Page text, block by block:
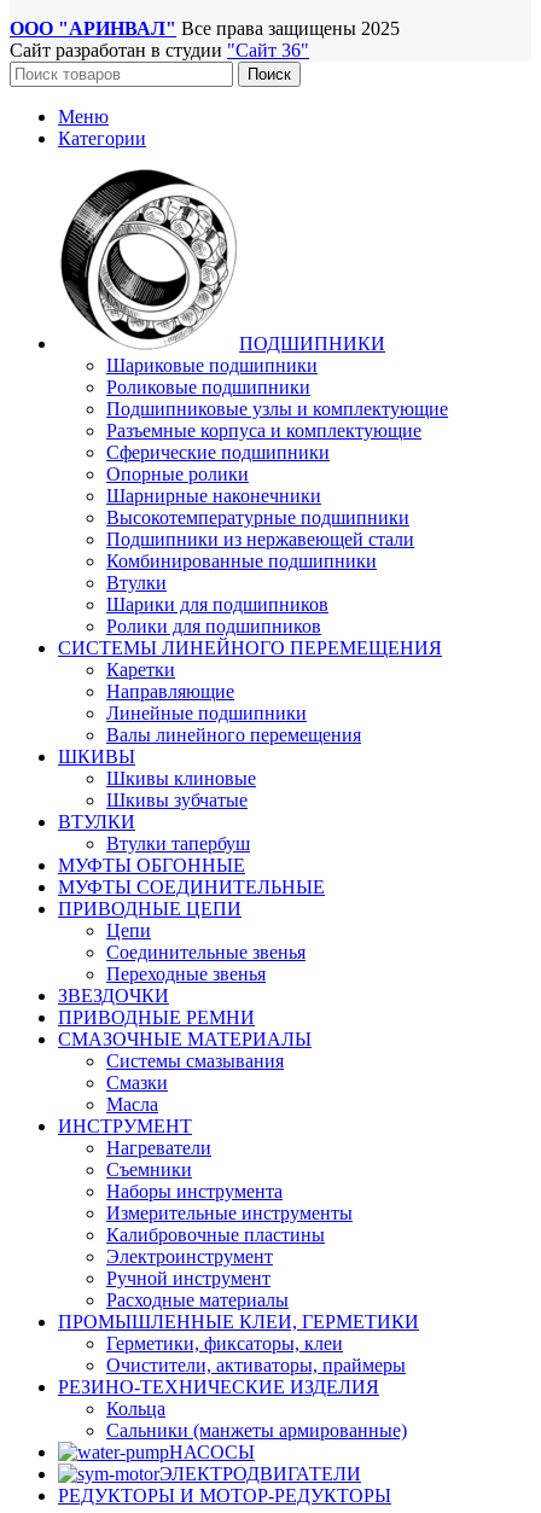
ООО "АРИНВАЛ" Все права защищены 2025
Сайт разработан в студии "Сайт 36"
Поиск
Меню
Категории
ПОДШИПНИКИ
Шариковые подшипники
Роликовые подшипники
Подшипниковые узлы и комплектующие
Разъемные корпуса и комплектующие
Сферические подшипники
Опорные ролики
Шарнирные наконечники
Высокотемпературные подшипники
Подшипники из нержавеющей стали
Комбинированные подшипники
Втулки
Шарики для подшипников
Ролики для подшипников
СИСТЕМЫ ЛИНЕЙНОГО ПЕРЕМЕЩЕНИЯ
Каретки
Направляющие
Линейные подшипники
Валы линейного перемещения
ШКИВЫ
Шкивы клиновые
Шкивы зубчатые
ВТУЛКИ
Втулки тапербуш
МУФТЫ ОБГОННЫЕ
МУФТЫ СОЕДИНИТЕЛЬНЫЕ
ПРИВОДНЫЕ ЦЕПИ
Цепи
Соединительные звенья
Переходные звенья
ЗВЕЗДОЧКИ
ПРИВОДНЫЕ РЕМНИ
СМАЗОЧНЫЕ МАТЕРИАЛЫ
Системы смазывания
Смазки
Масла
ИНСТРУМЕНТ
Нагреватели
Съемники
Наборы инструмента
Измерительные инструменты
Калибровочные пластины
Электроинструмент
Ручной инструмент
Расходные материалы
ПРОМЫШЛЕННЫЕ КЛЕИ, ГЕРМЕТИКИ
Герметики, фиксаторы, клеи
Очистители, активаторы, праймеры
РЕЗИНО-ТЕХНИЧЕСКИЕ ИЗДЕЛИЯ
Кольца
Сальники (манжеты армированные)
НАСОСЫ
ЭЛЕКТРОДВИГАТЕЛИ
РЕДУКТОРЫ И МОТОР-РЕДУКТОРЫ